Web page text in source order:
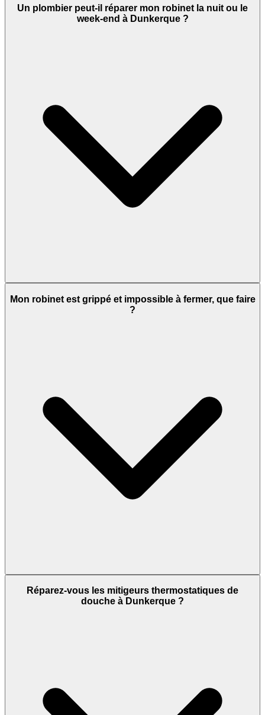
Un plombier peut-il réparer mon robinet la nuit ou le
week-end à Dunkerque ?
Mon robinet est grippé et impossible à fermer, que faire
?
Réparez-vous les mitigeurs thermostatiques de
douche à Dunkerque ?